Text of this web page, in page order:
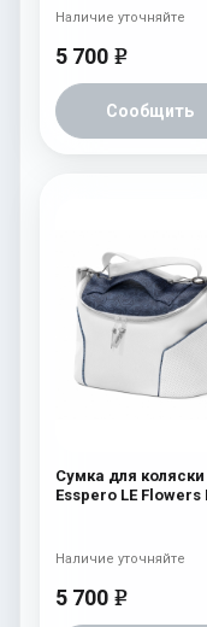
5 700 e
Сообщить
Наличие уточняйте
Сумка для коляски
Esspero LE Flowers
5 700 e
Наличие уточняйте